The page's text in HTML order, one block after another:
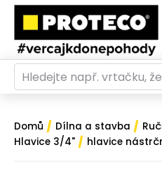
Domů / Dílna a stavba /
Hlavice 3/4" / hlavice